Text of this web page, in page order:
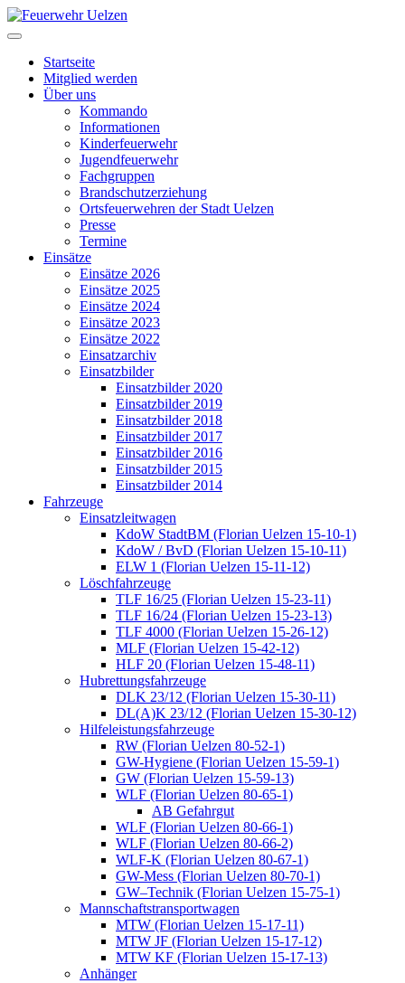
Startseite
Mitglied werden
Über uns
Kommando
Informationen
Kinderfeuerwehr
Jugendfeuerwehr
Fachgruppen
Brandschutzerziehung
Ortsfeuerwehren der Stadt Uelzen
Presse
Termine
Einsätze
Einsätze 2026
Einsätze 2025
Einsätze 2024
Einsätze 2023
Einsätze 2022
Einsatzarchiv
Einsatzbilder
Einsatzbilder 2020
Einsatzbilder 2019
Einsatzbilder 2018
Einsatzbilder 2017
Einsatzbilder 2016
Einsatzbilder 2015
Einsatzbilder 2014
Fahrzeuge
Einsatzleitwagen
KdoW StadtBM (Florian Uelzen 15-10-1)
KdoW / BvD (Florian Uelzen 15-10-11)
ELW 1 (Florian Uelzen 15-11-12)
Löschfahrzeuge
TLF 16/25 (Florian Uelzen 15-23-11)
TLF 16/24 (Florian Uelzen 15-23-13)
TLF 4000 (Florian Uelzen 15-26-12)
MLF (Florian Uelzen 15-42-12)
HLF 20 (Florian Uelzen 15-48-11)
Hubrettungsfahrzeuge
DLK 23/12 (Florian Uelzen 15-30-11)
DL(A)K 23/12 (Florian Uelzen 15-30-12)
Hilfeleistungsfahrzeuge
RW (Florian Uelzen 80-52-1)
GW-Hygiene (Florian Uelzen 15-59-1)
GW (Florian Uelzen 15-59-13)
WLF (Florian Uelzen 80-65-1)
AB Gefahrgut
WLF (Florian Uelzen 80-66-1)
WLF (Florian Uelzen 80-66-2)
WLF-K (Florian Uelzen 80-67-1)
GW-Mess (Florian Uelzen 80-70-1)
GW–Technik (Florian Uelzen 15-75-1)
Mannschaftstransportwagen
MTW (Florian Uelzen 15-17-11)
MTW JF (Florian Uelzen 15-17-12)
MTW KF (Florian Uelzen 15-17-13)
Anhänger